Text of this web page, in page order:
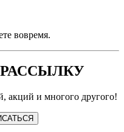
вовремя.
акций и многого другого!